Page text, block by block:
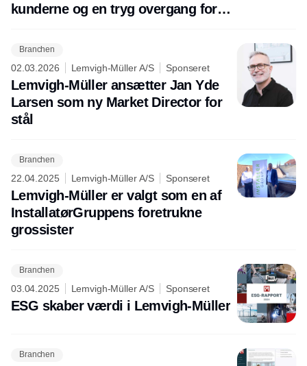
kunderne og en tryg overgang for
Branchen
02.03.2026 Lemvigh-Müller A/S Sponseret
Lemvigh-Müller ansætter Jan Yde
Larsen som ny Market Director for
stål
Branchen
22.04.2025 Lemvigh-Müller A/S Sponseret
Lemvigh-Müller er valgt som en af
InstallatørGruppens foretrukne
grossister
Branchen
03.04.2025 Lemvigh-Müller A/S Sponseret
ESG skaber værdi i Lemvigh-Müller
Branchen